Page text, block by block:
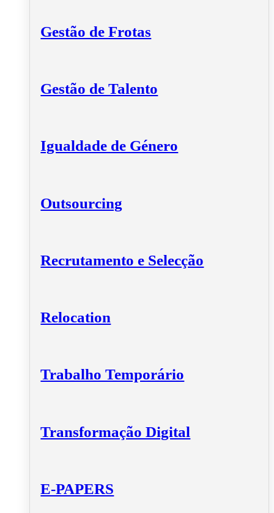
Gestão de Frotas
Gestão de Talento
Igualdade de Género
Outsourcing
Recrutamento e Selecção
Relocation
Trabalho Temporário
Transformação Digital
E-PAPERS